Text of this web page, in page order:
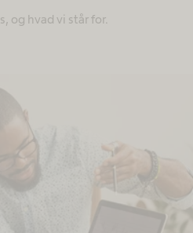
og hvad vi står for.